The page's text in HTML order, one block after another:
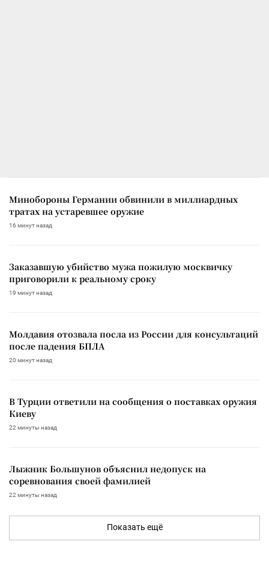
Минобороны Германии обвинили в миллиардных
тратах на устаревшее оружие
16 минут назад
Заказавшую убийство мужа пожилую москвичку
приговорили к реальному сроку
19 минут назад
Молдавия отозвала посла из России для консультаций
после падения БПЛА
20 минут назад
В Турции ответили на сообщения о поставках оружия
Киеву
22 минуты назад
Лыжник Большунов объяснил недопуск на
соревнования своей фамилией
22 минуты назад
Показать ещё